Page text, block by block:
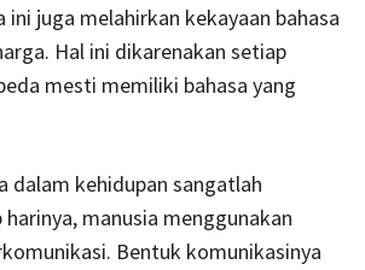
ini juga melahirkan kekayaan bahasa
Hal ini dikarenakan setiap
mesti memiliki bahasa yang
dalam kehidupan sangatlah
manusia menggunakan
Bentuk komunikasinya